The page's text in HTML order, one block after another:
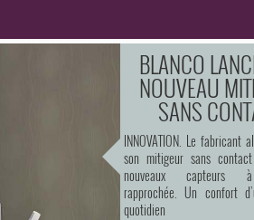
BLANCO
NOUVEAU
SANS
INNOVATION. Le fabricant
son mitigeur sans
nouveaux capteurs
rapprochée. Un confort
quotidien